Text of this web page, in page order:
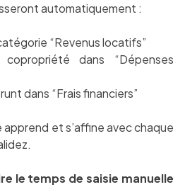
automatiquement :
“Revenus locatifs”
dans “Dépenses
dans “Frais financiers”
apprend et s’affine avec chaque
le temps de saisie manuelle